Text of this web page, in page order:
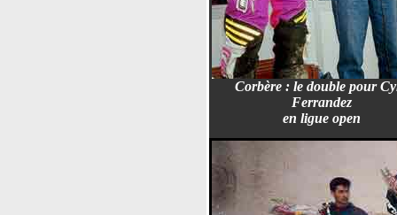
Corbère : le double pour
Ferrandez
en ligue open